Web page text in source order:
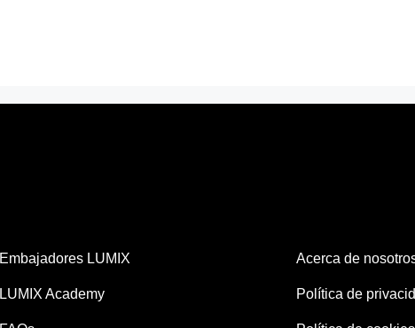
Embajadores LUMIX
LUMIX Academy
Acerca de
Política de